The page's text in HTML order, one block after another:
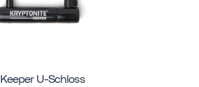
Keeper U-Schloss